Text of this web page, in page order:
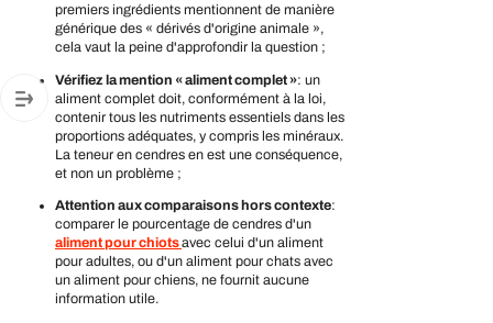
premiers ingrédients mentionnent de manière
générique des « dérivés d'origine animale »,
cela vaut la peine d'approfondir la question ;
Vérifiez la mention « aliment complet »: un
aliment complet doit, conformément à la loi,
contenir tous les nutriments essentiels dans les
proportions adéquates, y compris les minéraux.
La teneur en cendres en est une conséquence,
et non un problème ;
Attention aux comparaisons hors contexte:
comparer le pourcentage de cendres d'un
aliment pour chiotsavec celui d'un aliment
pour adultes, ou d'un aliment pour chats avec
un aliment pour chiens, ne fournit aucune
information utile.